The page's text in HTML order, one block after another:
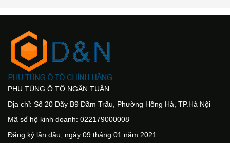
PHỤ TÙNG Ô TÔ NGÂN TUẤN
Địa chỉ: Số 20 Dãy B9 Đầm Trấu, Phường Hồng Hà, TP.Hà Nội
Mã số hộ kinh doanh: 022179000008
Đăng ký lần đầu, ngày 09 tháng 01 năm 2021